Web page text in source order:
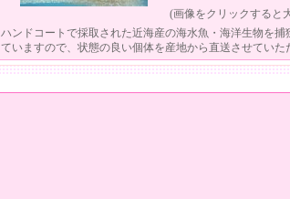
(画像をクリックすると
ハンドコートで採取された近海産の海水魚・海洋生物を
ていますので、状態の良い個体を産地から直送させていた